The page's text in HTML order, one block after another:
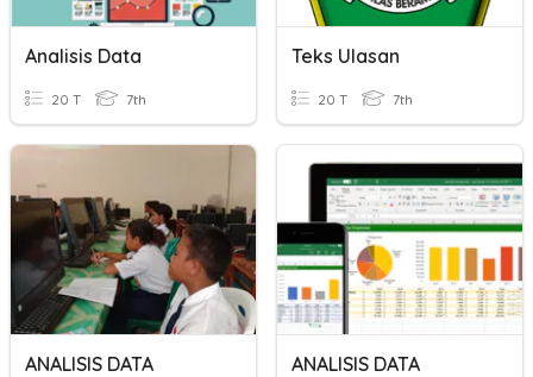
Analisis Data
20 T 7th
Teks Ulasan
20 T 7th
ANALISIS DATA ANALISIS DATA